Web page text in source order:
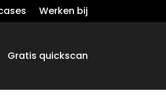
Werken bij
Gratis quickscan